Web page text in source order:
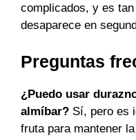
complicados, y es
desaparece en
Preguntas
¿Puedo usar
almíbar? Sí, pero es
fruta para mantener